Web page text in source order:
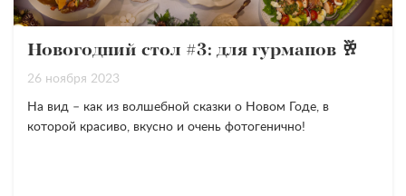
Новогодний стол #3: для гурманов 🥂
26 ноября 2023
На вид – как из волшебной сказки о Новом Годе, в
которой красиво, вкусно и очень фотогенично!